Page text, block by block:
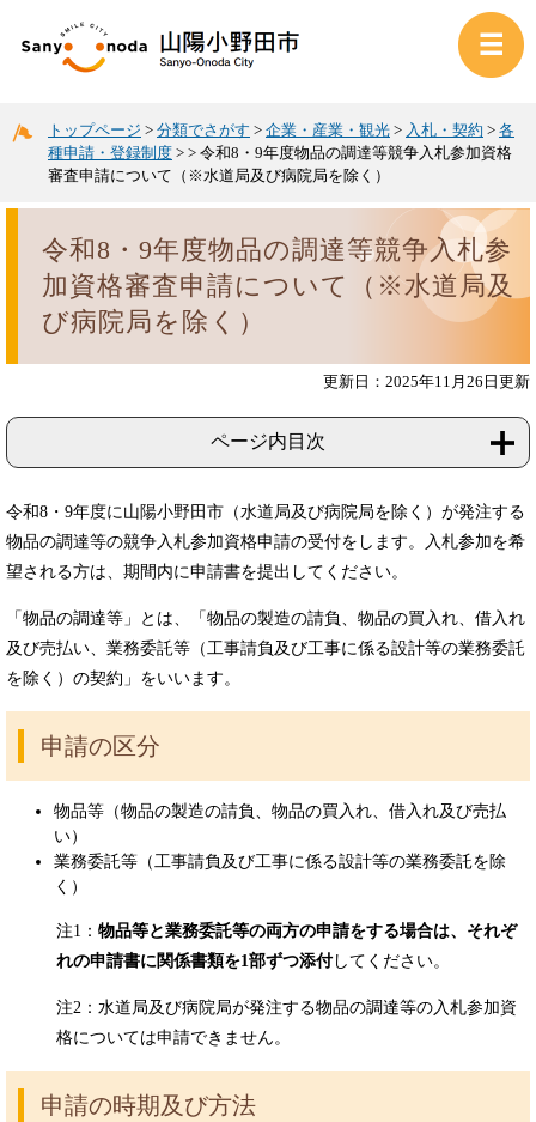
トップページ > 分類でさがす > 企業・産業・観光 > 入札・契約 > 各
種申請・登録制度 > > 令和8・9年度物品の調達等競争入札参加資格
審査申請について（※水道局及び病院局を除く）
令和8・9年度物品の調達等競争入札参
加資格審査申請について（※水道局及
び病院局を除く）
更新日：2025年11月26日更新
ページ内目次
令和8・9年度に山陽小野田市（水道局及び病院局を除く）が発注する
物品の調達等の競争入札参加資格申請の受付をします。入札参加を希
望される方は、期間内に申請書を提出してください。
「物品の調達等」とは、「物品の製造の請負、物品の買入れ、借入れ
及び売払い、業務委託等（工事請負及び工事に係る設計等の業務委託
を除く）の契約」をいいます。
申請の区分
物品等（物品の製造の請負、物品の買入れ、借入れ及び売払
い）
業務委託等（工事請負及び工事に係る設計等の業務委託を除
く）
注1： 物品等と業務委託等の両方の申請をする場合は、それぞ
れの申請書に関係書類を1部ずつ添付してください。
注2：水道局及び病院局が発注する物品の調達等の入札参加資
格については申請できません。
申請の時期及び方法